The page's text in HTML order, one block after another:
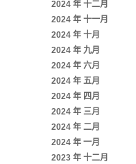
2024 年 十二月
2024 年 十一月
2024 年 十月
2024 年 九月
2024 年 六月
2024 年 五月
2024 年 四月
2024 年 三月
2024 年 二月
2024 年 一月
2023 年 十二月